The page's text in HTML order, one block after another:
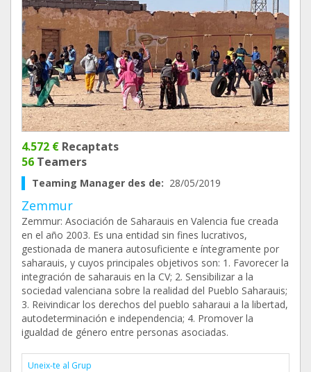
4.572 € Recaptats
56 Teamers
Teaming Manager des de: 28/05/2019
Zemmur
Zemmur: Asociación de Saharauis en Valencia fue creada
en el año 2003. Es una entidad sin fines lucrativos,
gestionada de manera autosuficiente e íntegramente por
saharauis, y cuyos principales objetivos son: 1. Favorecer la
integración de saharauis en la CV; 2. Sensibilizar a la
sociedad valenciana sobre la realidad del Pueblo Saharauis;
3. Reivindicar los derechos del pueblo saharaui a la libertad,
autodeterminación e independencia; 4. Promover la
igualdad de género entre personas asociadas.
Uneix-te al Grup